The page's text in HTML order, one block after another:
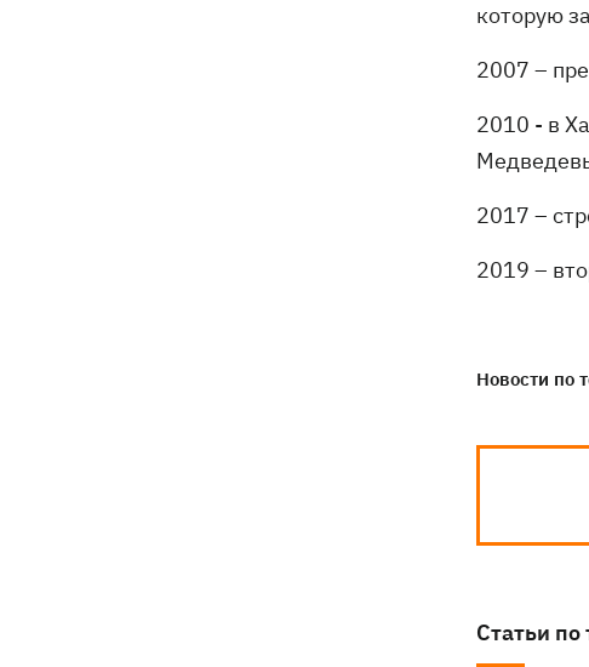
которую
2007 –
2010 - в
2017 –
2019 –
Новости по
Статьи по